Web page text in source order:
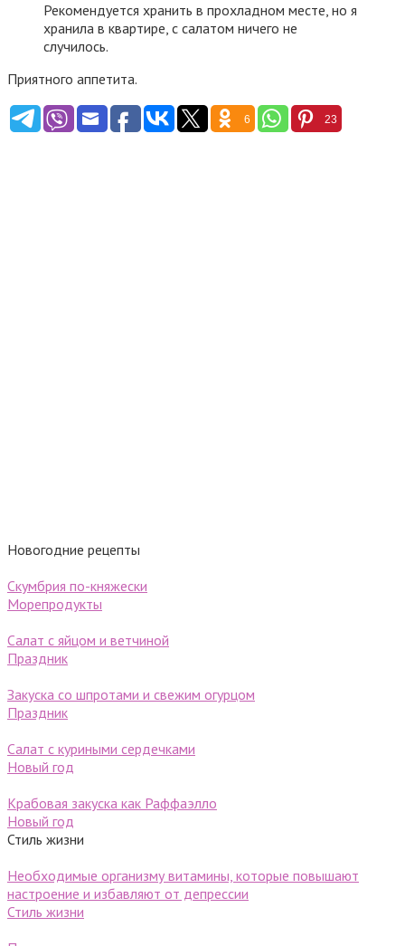
Рекомендуется хранить в прохладном месте, но я
хранила в квартире, с салатом ничего не
случилось.
Приятного аппетита.
6 23
Новогодние рецепты
Скумбрия по-княжески
Морепродукты
Салат с яйцом и ветчиной
Праздник
Закуска со шпротами и свежим огурцом
Праздник
Салат с куриными сердечками
Новый год
Крабовая закуска как Раффаэлло
Новый год
Стиль жизни
Необходимые организму витамины, которые повышают
настроение и избавляют от депрессии
Стиль жизни